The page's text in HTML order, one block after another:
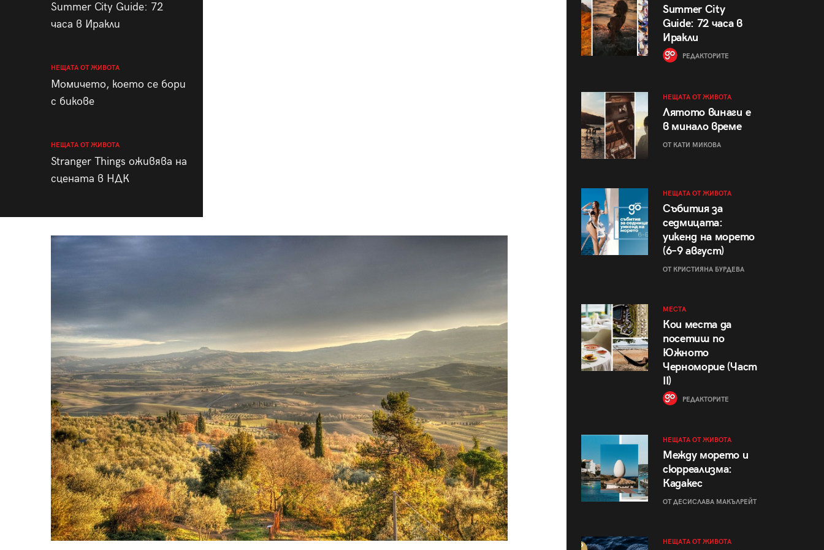
Summer City Guide: 72
часа в Иракли
НЕЩАТА ОТ ЖИВОТА
Момичето, което се бори
с бикове
НЕЩАТА ОТ ЖИВОТА
Stranger Things оживява на
сцената в НДК
Summer City
Guide: 72 часа в
Иракли
РЕДАКТОРИТЕ
НЕЩАТА ОТ ЖИВОТА
Лятото винаги е
в минало време
ОТ КАТИ МИКОВА
НЕЩАТА ОТ ЖИВОТА
Събития за
седмицата:
уикенд на морето
(6–9 август)
ОТ КРИСТИЯНА БУРДЕВА
МЕСТА
Кои места да
посетиш по
Южното
Черноморие (Част
II)
РЕДАКТОРИТЕ
НЕЩАТА ОТ ЖИВОТА
Между морето и
сюрреализма:
Кадакес
ОТ ДЕСИСЛАВА МАКЪЛРЕЙТ
НЕЩАТА ОТ ЖИВОТА